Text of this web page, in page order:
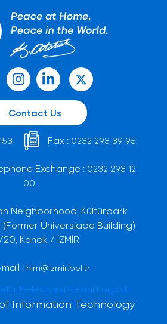
Contact Us
153 Fax : 0232 293 39 95
Exchange : 0232 293 12
00
Neighborhood, Kültürpark
Universiade Building)
Konak / İZMİR
: him@izmir.bel.tr
Information Technology